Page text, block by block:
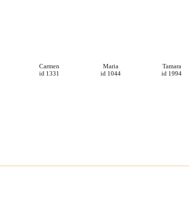
Carmen
id 1331
Maria
id 1044
Tamara
id 1994